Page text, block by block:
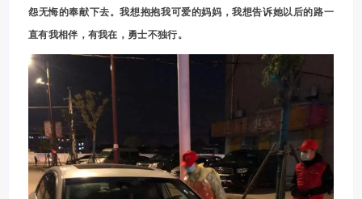
怨无悔的奉献下去。我想抱抱我可爱的妈妈，我想告诉她以后的路一
直有我相伴，有我在，勇士不独行。